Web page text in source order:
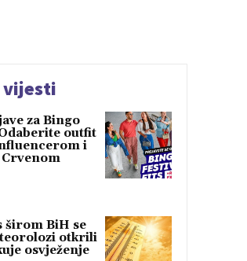
vijesti
za Bingo
outfit
i
širom BiH se
otkrili
osvježenje